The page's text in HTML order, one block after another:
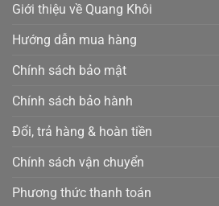
Giới thiệu về Quang Khôi
Hướng dẫn mua hàng
Chính sách bảo mật
Chính sách bảo hành
Đổi, trả hàng & hoàn tiền
Chính sách vận chuyển
Phương thức thanh toán